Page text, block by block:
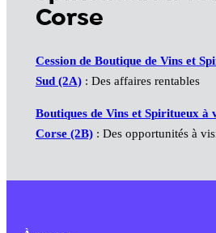
Corse
Cession de Boutique de Vins et
Sud (2A): Des affaires rentables
Boutiques de Vins et Spiritueux à
Corse (2B): Des opportunités à